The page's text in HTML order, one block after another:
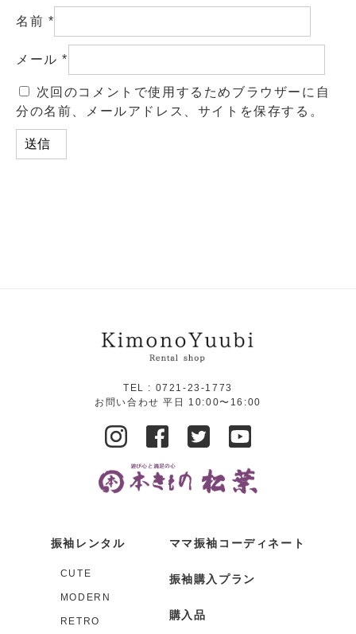
名前 *
メール*
次回のコメントで使用するためブラウザーに自
分の名前、メールアドレス、サイトを保存する。
TEL : 0721-23-1773
お問い合わせ 平日 10:00〜16:00
振袖レンタル
CUTE
MODERN
RETRO
ママ振袖コーディネート
振袖購入プラン
購入品